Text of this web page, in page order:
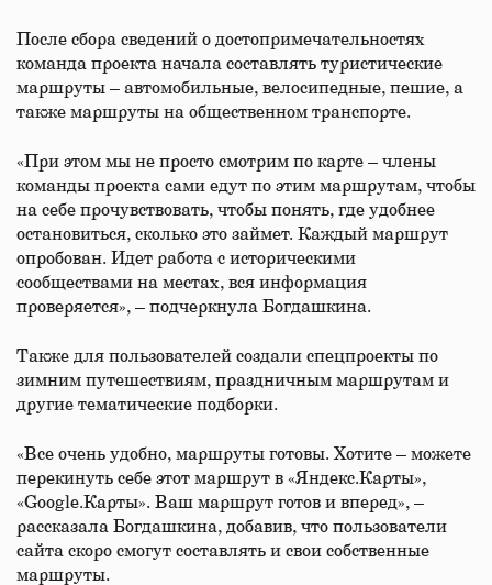
После сбора сведений о достопримечательностях
команда проекта начала составлять туристические
маршруты – автомобильные, велосипедные, пешие, а
также маршруты на общественном транспорте.
«При этом мы не просто смотрим по карте – члены
команды проекта сами едут по этим маршрутам, чтобы
на себе прочувствовать, чтобы понять, где удобнее
остановиться, сколько это займет. Каждый маршрут
опробован. Идет работа с историческими
сообществами на местах, вся информация
проверяется», – подчеркнула Богдашкина.
Также для пользователей создали спецпроекты по
зимним путешествиям, праздничным маршрутам и
другие тематические подборки.
«Все очень удобно, маршруты готовы. Хотите – можете
перекинуть себе этот маршрут в «Яндекс.Карты»,
«Google.Карты». Ваш маршрут готов и вперед», –
рассказала Богдашкина, добавив, что пользователи
сайта скоро смогут составлять и свои собственные
маршруты.